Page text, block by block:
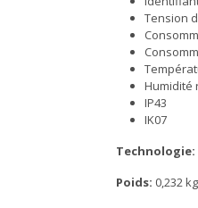
Tension
Humidité
IP43
IK07
Technologie:
Poids: 0,232 kg